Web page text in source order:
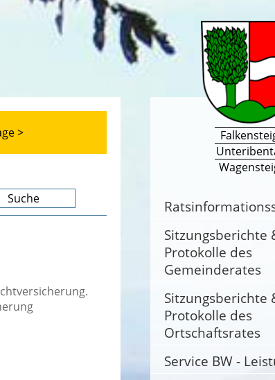
>
Suche
Sitzungsberichte
Protokolle des
Gemeinderates
Sitzungsberichte
Protokolle des
Ortschaftsrates
Service BW -